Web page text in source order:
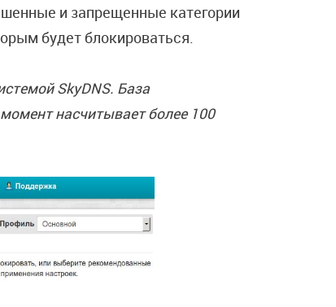
и запрещенные категории
будет блокироваться.
SkyDNS. База
насчитывает более 100